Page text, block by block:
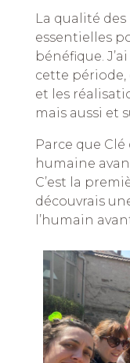
La qualité
essentielles
bénéfique.
cette période,
et les
mais aussi et
Parce que
humaine
C’est la
découvrais
l’humain